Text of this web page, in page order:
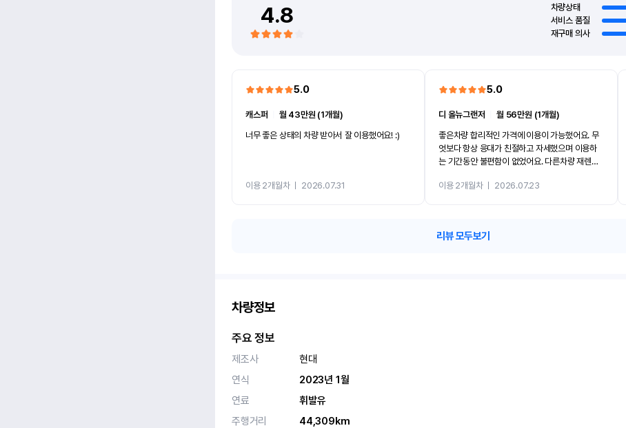
4.8 차량상태
서비스 품질
재구매 의사
5.0
캐스퍼
월 43만원 (1개월)
너무 좋은 상태의 차량 받아서 잘 이용했어요! :)
이용 2개월차ㅣ 2026.07.31
5.0
디 올뉴그랜저 ㅣ월 56만원 (1개월)
좋은차량 합리적인 가격에 이용이 가능했어요. 무
엇보다 항상 응대가 친절하고 자세했으며 이용하
는 기간동안 불편함이 없었어요. 다른차량 재렌트
카 렌트 고민없이 강추합니다!!
이용 2개월차ㅣ 2026.07.23
리뷰 모두보기
차량정보
주요 정보
제조사
현대
연식
2023년 1월
연료
휘발유
주행거리
44,309km